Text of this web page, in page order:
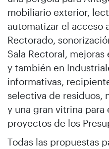
mobiliario exterior,
automatizar el acceso
Rectorado,
Sala Rectoral,
y también en
informativas,
selectiva de residuos,
y una gran vitrina para
proyectos de los
Todas las propuestas